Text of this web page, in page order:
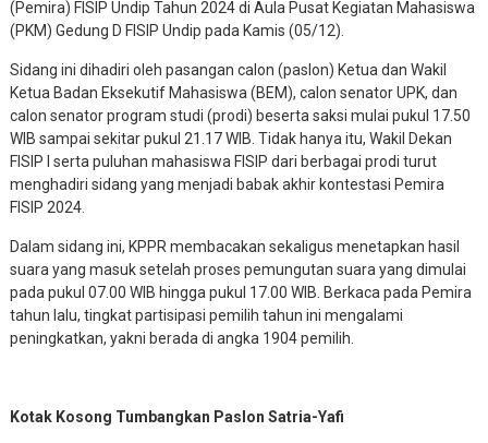
(Pemira) FISIP Undip Tahun 2024 di Aula Pusat Kegiatan Mahasiswa
(PKM) Gedung D FISIP Undip pada Kamis (05/12).
Sidang ini dihadiri oleh pasangan calon (paslon) Ketua dan Wakil
Ketua Badan Eksekutif Mahasiswa (BEM), calon senator UPK, dan
calon senator program studi (prodi) beserta saksi mulai pukul 17.50
WIB sampai sekitar pukul 21.17 WIB. Tidak hanya itu, Wakil Dekan
FISIP I serta puluhan mahasiswa FISIP dari berbagai prodi turut
menghadiri sidang yang menjadi babak akhir kontestasi Pemira
FISIP 2024.
Dalam sidang ini, KPPR membacakan sekaligus menetapkan hasil
suara yang masuk setelah proses pemungutan suara yang dimulai
pada pukul 07.00 WIB hingga pukul 17.00 WIB. Berkaca pada Pemira
tahun lalu, tingkat partisipasi pemilih tahun ini mengalami
peningkatkan, yakni berada di angka 1904 pemilih.
Kotak Kosong Tumbangkan Paslon Satria-Yafi